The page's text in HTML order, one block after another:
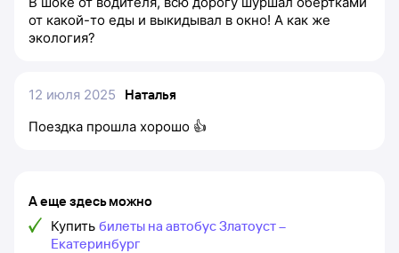
от какой-то еды и выкидывал в окно! А как же
экология?
12 июля 2025
Наталья
Поездка прошла хорошо 👍
А еще здесь можно
Купить билеты на автобус Златоуст –
Екатеринбург